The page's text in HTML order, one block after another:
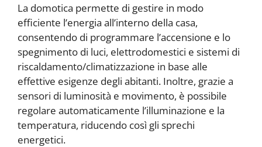
La domotica permette di gestire in modo
efficiente l’energia all’interno della casa,
consentendo di programmare l’accensione e lo
spegnimento di luci, elettrodomestici e sistemi di
riscaldamento/climatizzazione in base alle
effettive esigenze degli abitanti. Inoltre, grazie a
sensori di luminosità e movimento, è possibile
regolare automaticamente l’illuminazione e la
temperatura, riducendo così gli sprechi
energetici.